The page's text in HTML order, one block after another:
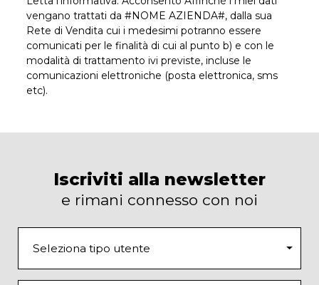
vengano trattati da #NOME AZIENDA#, dalla sua
Rete di Vendita cui i medesimi potranno essere
comunicati per le finalità di cui al punto b) e con le
modalità di trattamento ivi previste, incluse le
comunicazioni elettroniche (posta elettronica, sms
etc).
Iscriviti alla newsletter
e rimani connesso con noi